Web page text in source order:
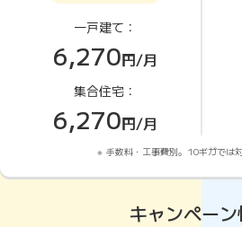
一戸建て：
6,270円/月
集合住宅：
6,270円/月
手数料・工事費別。10ギガでは
キャンペー